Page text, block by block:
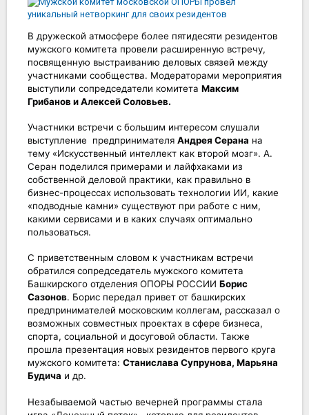
В дружеской атмосфере более пятидесяти резидентов
мужского комитета провели расширенную встречу,
посвященную выстраиванию деловых связей между
участниками сообщества. Модераторами мероприятия
выступили сопредседатели комитета Максим
Грибанов и Алексей Соловьев.
Участники встречи с большим интересом слушали
выступление  предпринимателя Андрея Серана на
тему «Искусственный интеллект как второй мозг». А.
Серан поделился примерами и лайфхаками из
собственной деловой практики, как правильно в
бизнес-процессах использовать технологии ИИ, какие
«подводные камни» существуют при работе с ним,
какими сервисами и в каких случаях оптимально
пользоваться.
С приветственным словом к участникам встречи
обратился сопредседатель мужского комитета
Башкирского отделения ОПОРЫ РОССИИ Борис
Сазонов. Борис передал привет от башкирских
предпринимателей московским коллегам, рассказал о
возможных совместных проектах в сфере бизнеса,
спорта, социальной и досуговой области. Также
прошла презентация новых резидентов первого круга
мужского комитета: Станислава Супрунова, Марьяна
Будича и др.
Незабываемой частью вечерней программы стала